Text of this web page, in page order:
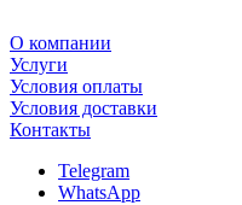
О компании
Услуги
Условия оплаты
Условия доставки
Контакты
Telegram
WhatsApp